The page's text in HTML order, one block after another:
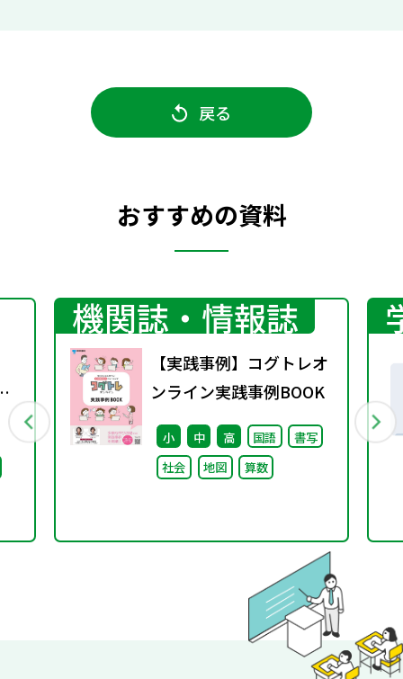
戻る
おすすめの資料
機関誌・情報誌
【実践事例】コグトレオ
ンライン実践事例BOOK
小 中 高 国語
書写
社会
地図 算数